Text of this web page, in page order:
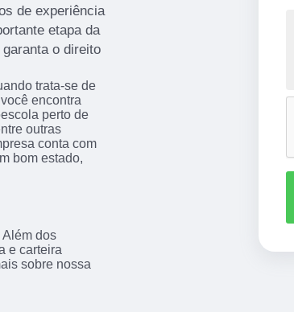
de experiência
etapa da
o direito
trata-se de
encontra
perto de
outras
conta com
bom estado,
dos
e carteira
sobre nossa